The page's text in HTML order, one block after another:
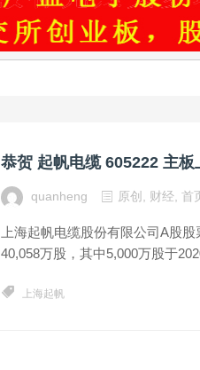
quanheng 原创 财经, 首
上海起帆电缆股份有限公司A股
40,058万股，其中5,000万股于
上海起帆